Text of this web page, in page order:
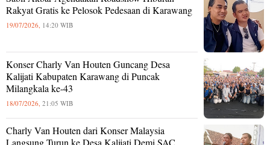
Rakyat Gratis ke Pelosok Pedesaan di Karawang
19/07/2026, 14:20 WIB
Konser Charly Van Houten Guncang Desa
Kalijati Kabupaten Karawang di Puncak
Milangkala ke-43
18/07/2026, 21:05 WIB
Charly Van Houten dari Konser Malaysia
Langsung Turun ke Desa Kalijati Demi SAC